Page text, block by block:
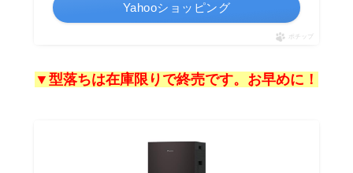
Yahooショッピング
ポチップ
▼型落ちは在庫限りで終売です。お早めに！